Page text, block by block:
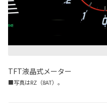
TFT液晶式メーター
■写真はRZ（8AT）。